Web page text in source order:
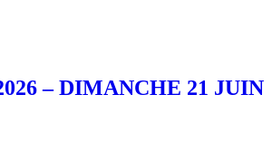
– DIMANCHE 21 JUIN